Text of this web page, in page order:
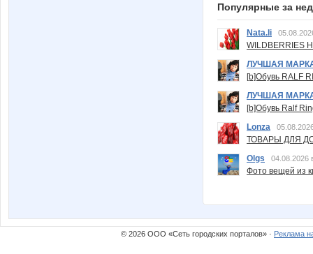
Популярные за
Nata.li
ЛУЧШАЯ
[b]Обувь RALF
ЛУЧШАЯ
[b]Обувь Ralf
Lonza
ТОВАРЫ ДЛЯ
Olgs
04.08.2026
Фото вещей из
© 2026 ООО «Сеть городских порталов» · Реклама